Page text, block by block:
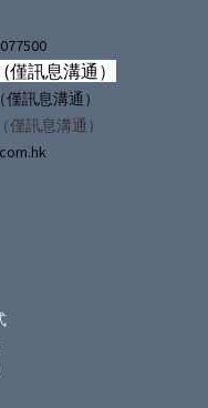
(僅訊息溝通）
僅訊息溝通）
訊息溝通）